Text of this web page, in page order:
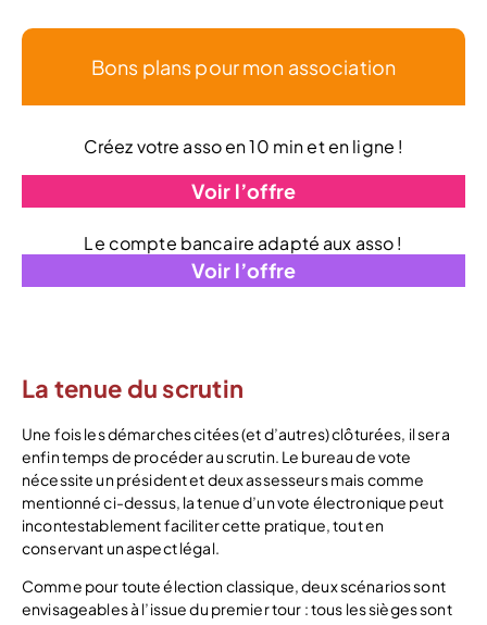
Bons plans pour mon association
Créez votre asso en 10 min et en ligne !
Voir l’offre
Le compte bancaire adapté aux asso !
Voir l’offre
La tenue du scrutin
Une fois les démarches citées (et d’autres) clôturées, il sera
enfin temps de procéder au scrutin. Le bureau de vote
nécessite un président et deux assesseurs mais comme
mentionné ci-dessus, la tenue d’un vote électronique peut
incontestablement faciliter cette pratique, tout en
conservant un aspect légal.
Comme pour toute élection classique, deux scénarios sont
envisageables à l’issue du premier tour : tous les sièges sont